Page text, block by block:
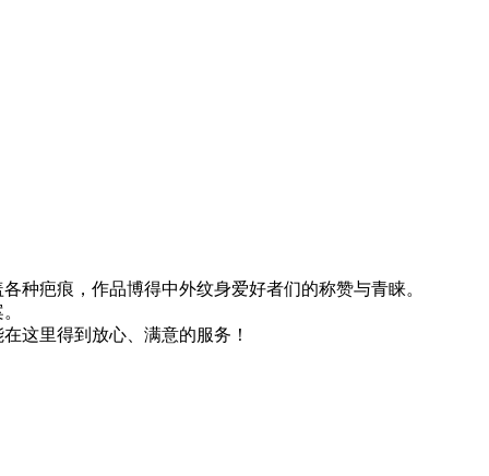
疤痕，作品博得中外纹身爱好者们的称赞与青睐。
这里得到放心、满意的服务！